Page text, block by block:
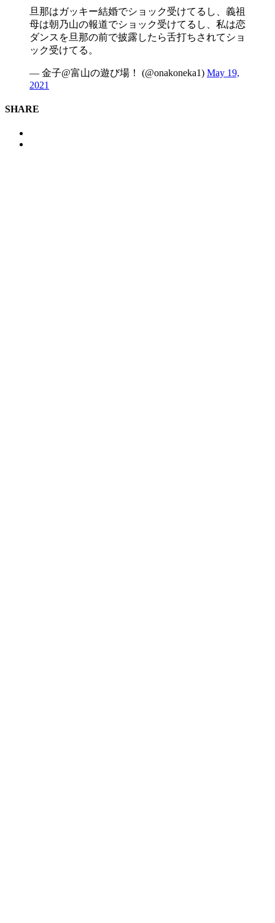
旦那はガッキー結婚でショック受けてるし、義祖
母は朝乃山の報道でショック受けてるし、私は恋
ダンスを旦那の前で披露したら舌打ちされてショ
ック受けてる。
— 金子@富山の遊び場！ (@onakoneka1) May 19,
2021
SHARE